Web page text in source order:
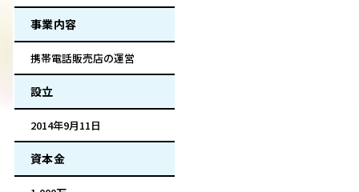
事業内容
携帯電話販売店の運営
設立
2014年9月11日
資本金